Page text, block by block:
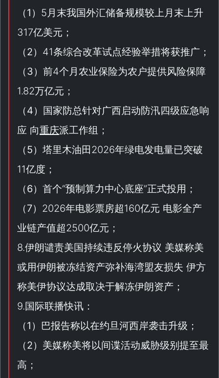
（1 ）5月末我国外汇储备规模较上月末上升
317亿美元；
（2）41条综合改革试点经验举措将获推广；
（3）前4个月农业保险为农户提供风险保障
1.82万亿元；
（4）国家防总针对广西启动防汛四级应急响
应 向重庆派工作组；
（5）塔里木油田2026年绿电发电量已突破
11亿度；
（6）首个“预制算力中心底座”正式投用；
（7）2026年电影票房超160亿元 电影全产
业链产值超2500亿元；
8.伊朗谴责美国持续违反停火协议 美媒称美
或用伊朗被冻结资产弥补海湾盟友损失 伊方
称美伊协议达成取决于解冻伊朗资产；
9.国际联播快讯：
（1 ）巴报告称以在约旦河西岸袭击升级；
（2）美媒称美将以间谍活动威胁级别提至最
高；